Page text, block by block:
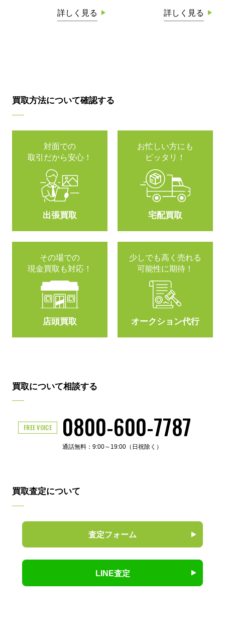
詳しく見る 詳しく見る
買取方法について確認する
対面での
取引だから安心！
出張買取
お忙しい方にも
ピッタリ！
宅配買取
その場での
現金買取も対応！
店頭買取
少しでも高く売れる
可能性に期待！
オークション代行
買取について相談する
FREE VOICE 0800-600-7787
通話無料：9:00～19:00（日祝除く）
買取査定について
査定フォーム
LINE査定